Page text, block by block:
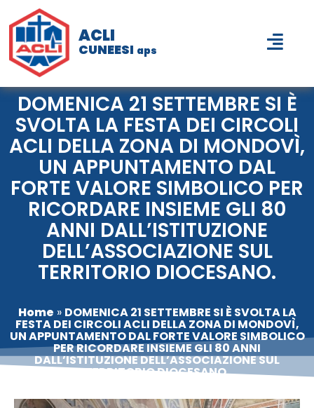
ACLI
CUNEESI aps
DOMENICA 21 SETTEMBRE SI È
SVOLTA LA FESTA DEI CIRCOLI
ACLI DELLA ZONA DI MONDOVÌ,
UN APPUNTAMENTO DAL
FORTE VALORE SIMBOLICO PER
RICORDARE INSIEME GLI 80
ANNI DALL’ISTITUZIONE
DELL’ASSOCIAZIONE SUL
TERRITORIO DIOCESANO.
Home » DOMENICA 21 SETTEMBRE SI È SVOLTA LA
FESTA DEI CIRCOLI ACLI DELLA ZONA DI MONDOVÌ,
UN APPUNTAMENTO DAL FORTE VALORE SIMBOLICO
PER RICORDARE INSIEME GLI 80 ANNI
DALL’ISTITUZIONE DELL’ASSOCIAZIONE SUL
TERRITORIO DIOCESANO.